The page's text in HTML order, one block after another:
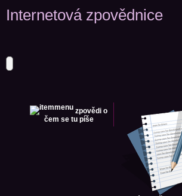
Internetová zpovědnice
zpovědi o
čem se tu píše